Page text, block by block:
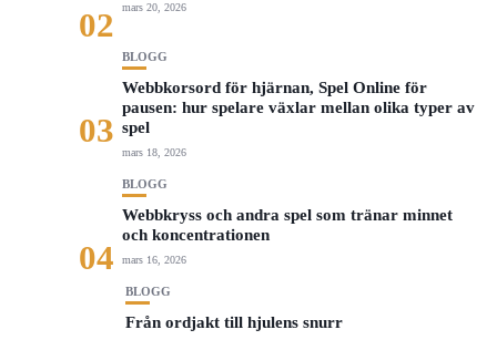
02 mars 20, 2026
03
BLOGG
Webbkorsord för hjärnan, Spel Online för
pausen: hur spelare växlar mellan olika typer av
spel
mars 18, 2026
04
BLOGG
Webbkryss och andra spel som tränar minnet
och koncentrationen
mars 16, 2026
BLOGG
Från ordjakt till hjulens snurr